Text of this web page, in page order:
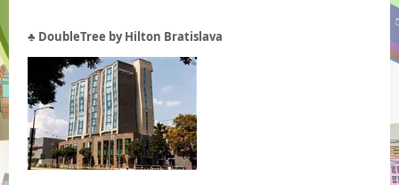
♣ DoubleTree by Hilton Bratislava